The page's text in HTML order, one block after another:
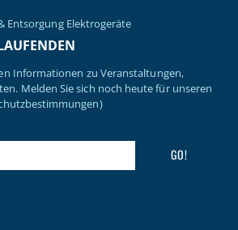
Entsorgung Elektrogeräte
Informationen zu Veranstaltungen,
Melden Sie sich noch heute für unseren
GO!